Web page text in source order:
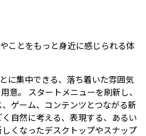
ことをもっと身近に感じられる体
に集中できる、落ち着いた雰囲気
意。 スタートメニューを刷新し、
ゲーム、コンテンツとつながる新
自然に考える、表現する、あるい
くなったデスクトップやスナップ